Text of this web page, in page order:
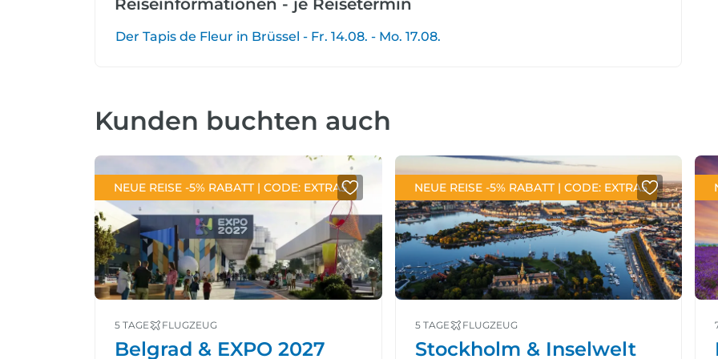
Reiseinformationen - je Reisetermin
Der Tapis de Fleur in Brüssel - Fr. 14.08. - Mo. 17.08.
Kunden buchten auch
NEUE REISE -5% RABATT | CODE: EXTRA5
5 TAGE FLUGZEUG
Belgrad & EXPO 2027
NEUE REISE -5% RABATT | CODE: EXTRA5
5 TAGE FLUGZEUG
Stockholm & Inselwelt